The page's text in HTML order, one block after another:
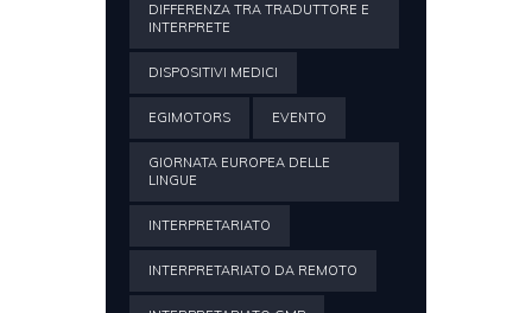
DIFFERENZA TRA TRADUTTORE E
INTERPRETE
DISPOSITIVI MEDICI
EGIMOTORS EVENTO
GIORNATA EUROPEA DELLE
LINGUE
INTERPRETARIATO
INTERPRETARIATO DA REMOTO